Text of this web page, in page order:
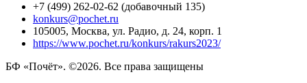
+7 (499) 262-02-62 (добавочный 135)
konkurs@pochet.ru
105005, Москва, ул. Радио, д. 24, корп. 1
https://www.pochet.ru/konkurs/rakurs2023/
БФ «Почёт». ©2026. Все права защищены